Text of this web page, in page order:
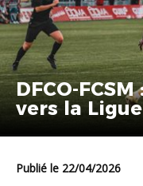
DFCO-
vers la
Publié le 22/04/2026